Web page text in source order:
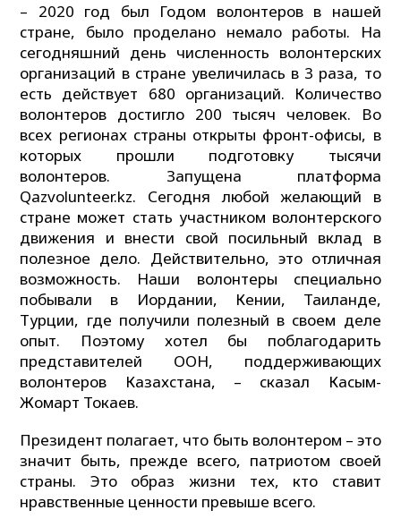
– 2020 год был Годом волонтеров в нашей
стране, было проделано немало работы. На
сегодняшний день численность волонтерских
организаций в стране увеличилась в 3 раза, то
есть действует 680 организаций. Количество
волонтеров достигло 200 тысяч человек. Во
всех регионах страны открыты фронт-офисы, в
которых прошли подготовку тысячи
волонтеров. Запущена платформа
Qazvolunteer.kz. Сегодня любой желающий в
стране может стать участником волонтерского
движения и внести свой посильный вклад в
полезное дело. Действительно, это отличная
возможность. Наши волонтеры специально
побывали в Иордании, Кении, Таиланде,
Турции, где получили полезный в своем деле
опыт. Поэтому хотел бы поблагодарить
представителей ООН, поддерживающих
волонтеров Казахстана, – сказал Касым-
Жомарт Токаев.
Президент полагает, что быть волонтером – это
значит быть, прежде всего, патриотом своей
страны. Это образ жизни тех, кто ставит
нравственные ценности превыше всего.